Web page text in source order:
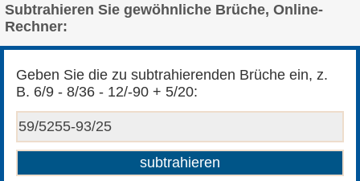
Subtrahieren Sie gewöhnliche Brüche, Online-
Rechner:
Geben Sie die zu subtrahierenden Brüche ein, z.
B. 6/9 - 8/36 - 12/-90 + 5/20: